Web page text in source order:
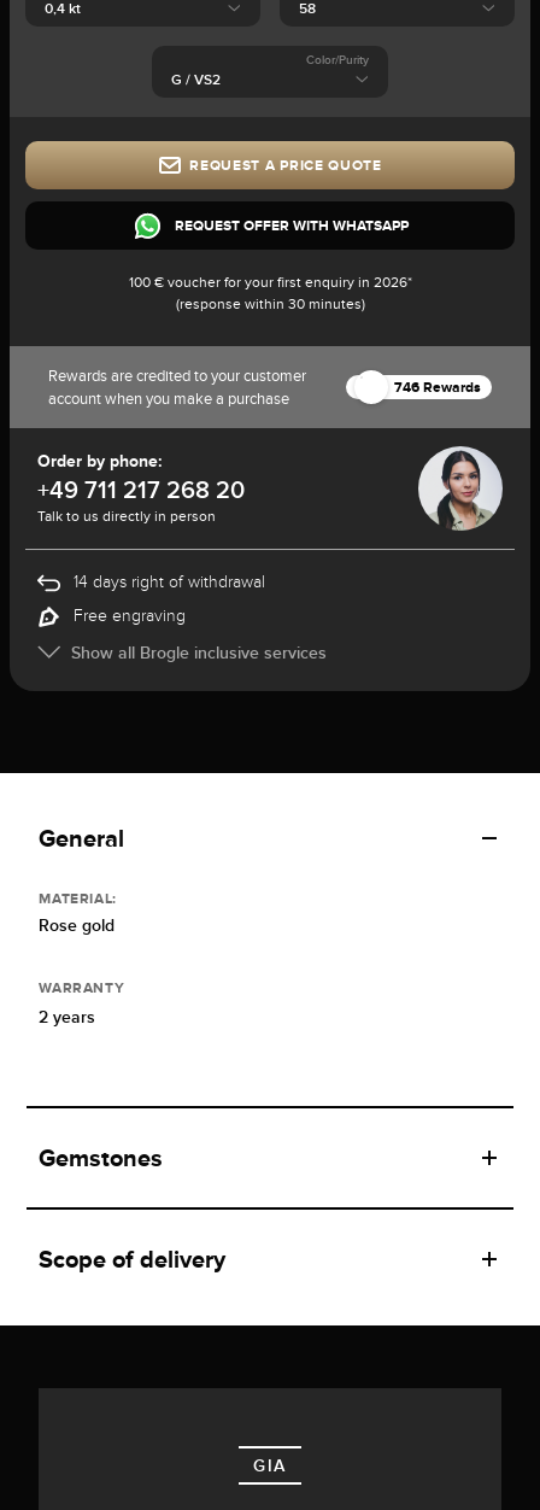
Color/Purity
REQUEST A PRICE QUOTE
REQUEST OFFER WITH WHATSAPP
100 € voucher for your first enquiry in 2026*
(response within 30 minutes)
Rewards are credited to your customer
account when you make a purchase
746 Rewards
Order by phone:
+49 711 217 268 20
Talk to us directly in person
14 days right of withdrawal
Free engraving
Show all Brogle inclusive services
General
MATERIAL:
Rose gold
WARRANTY
2 years
Gemstones
Scope of delivery
GIA